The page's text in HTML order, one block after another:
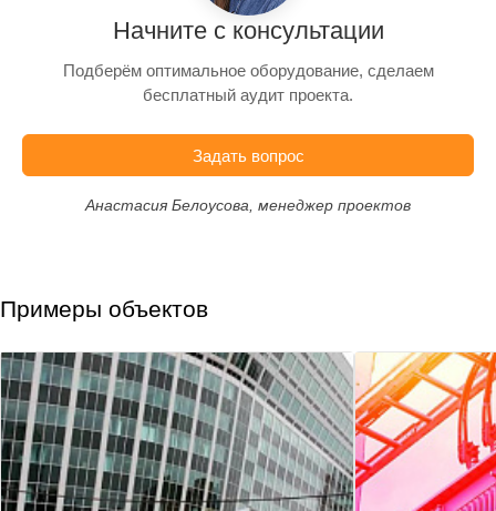
Начните с консультации
Подберём оптимальное оборудование, сделаем
бесплатный аудит проекта.
Задать вопрос
Анастасия Белоусова, менеджер проектов
Примеры объектов